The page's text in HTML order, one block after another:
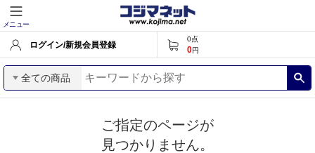
メニュー
ログイン/新規会員登録
0点
0円
全ての商品
ご指定のページが
見つかりません。